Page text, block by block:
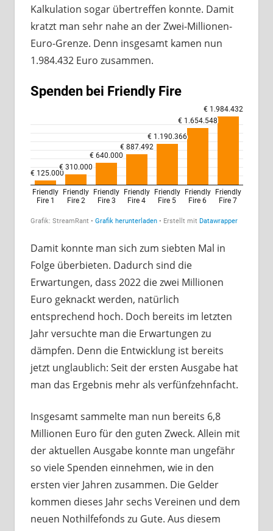
Kalkulation sogar übertreffen konnte. Damit
kratzt man sehr nahe an der Zwei-Millionen-
Euro-Grenze. Denn insgesamt kamen nun
1.984.432 Euro zusammen.
Damit konnte man sich zum siebten Mal in
Folge überbieten. Dadurch sind die
Erwartungen, dass 2022 die zwei Millionen
Euro geknackt werden, natürlich
entsprechend hoch. Doch bereits im letzten
Jahr versuchte man die Erwartungen zu
dämpfen. Denn die Entwicklung ist bereits
jetzt unglaublich: Seit der ersten Ausgabe hat
man das Ergebnis mehr als verfünfzehnfacht.
Insgesamt sammelte man nun bereits 6,8
Millionen Euro für den guten Zweck. Allein mit
der aktuellen Ausgabe konnte man ungefähr
so viele Spenden einnehmen, wie in den
ersten vier Jahren zusammen. Die Gelder
kommen dieses Jahr sechs Vereinen und dem
neuen Nothilfefonds zu Gute. Aus diesem